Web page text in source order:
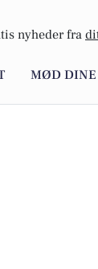
nyheder fra
MØD DINE